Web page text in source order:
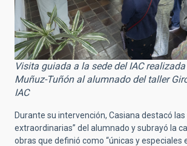
Visita guiada a la sede del IAC
Muñuz-Tuñón al alumnado del taller
IAC
Durante su intervención, Casiana destacó las
extraordinarias” del alumnado y subrayó la
obras que definió como “únicas y especiales